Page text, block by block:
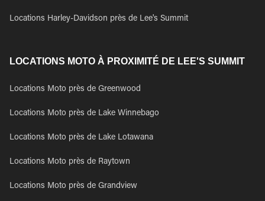
Locations Harley-Davidson près de Lee's Summit
LOCATIONS MOTO À PROXIMITÉ DE LEE'S SUMMIT
Locations Moto près de Greenwood
Locations Moto près de Lake Winnebago
Locations Moto près de Lake Lotawana
Locations Moto près de Raytown
Locations Moto près de Grandview